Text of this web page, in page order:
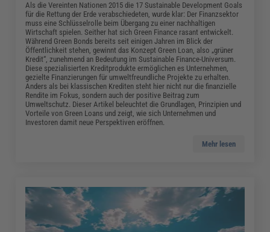
Als die Vereinten Nationen 2015 die 17 Sustainable Development Goals
für die Rettung der Erde verabschiedeten, wurde klar: Der Finanzsektor
muss eine Schlüsselrolle beim Übergang zu einer nachhaltigen
Wirtschaft spielen. Seither hat sich Green Finance rasant entwickelt.
Während Green Bonds bereits seit einigen Jahren im Blick der
Öffentlichkeit stehen, gewinnt das Konzept Green Loan, also „grüner
Kredit“, zunehmend an Bedeutung im Sustainable Finance-Universum.
Diese spezialisierten Kreditprodukte ermöglichen es Unternehmen,
gezielte Finanzierungen für umweltfreundliche Projekte zu erhalten.
Anders als bei klassischen Krediten steht hier nicht nur die finanzielle
Rendite im Fokus, sondern auch der positive Beitrag zum
Umweltschutz. Dieser Artikel beleuchtet die Grundlagen, Prinzipien und
Vorteile von Green Loans und zeigt, wie sich Unternehmen und
Investoren damit neue Perspektiven eröffnen.
Mehr lesen